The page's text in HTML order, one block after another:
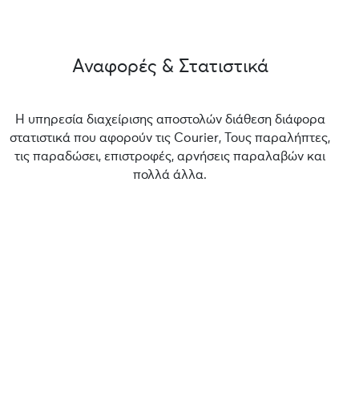
Αναφορές & Στατιστικά
Η υπηρεσία διαχείρισης αποστολών διάθεση διάφορα
στατιστικά που αφορούν τις Courier, Τους παραλήπτες,
τις παραδώσει, επιστροφές, αρνήσεις παραλαβών και
πολλά άλλα.